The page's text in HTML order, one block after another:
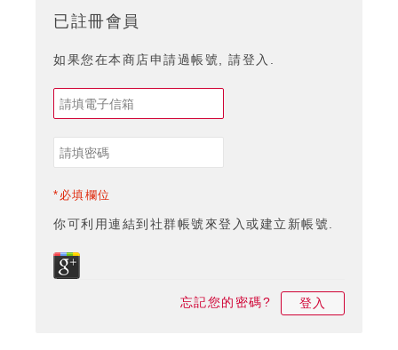
已註冊會員
如果您在本商店申請過帳號, 請登入.
*必填欄位
你可利用連結到社群帳號來登入或建立新帳號.
忘記您的密碼? 登入